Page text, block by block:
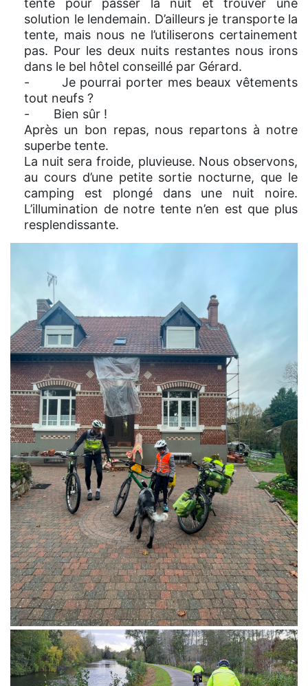
tente pour passer la nuit et trouver une
solution le lendemain. D’ailleurs je transporte la
tente, mais nous ne l’utiliserons certainement
pas. Pour les deux nuits restantes nous irons
dans le bel hôtel conseillé par Gérard.
- Je pourrai porter mes beaux vêtements
tout neufs ?
- Bien sûr !
Après un bon repas, nous repartons à notre
superbe tente.
La nuit sera froide, pluvieuse. Nous observons,
au cours d’une petite sortie nocturne, que le
camping est plongé dans une nuit noire.
L’illumination de notre tente n’en est que plus
resplendissante.